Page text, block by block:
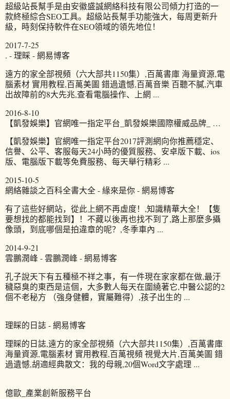
超級站長幫手是由安徽盛誠網絡科技有限公司傾力打造的一
款終極綜合SEO工具。超級站長幫手功能強大，每周更新升
級，時刻保持軟件在SEO領域的領先地位！
2017-7-25
. - 理睬 - 網易博客
遠方的家全部視頻（六大部共1150集）,百萬書庫 海量資源,電
腦素材 實用教程,百萬美圖 錯過遺憾,百萬音樂 百聽不膩,汽車
出故障前的8大先兆,查看電腦操作、上網 ...
2016-8-10
【凱發娛樂】官網唯一指定平台_凱發娛樂國際權威品牌_ …
【凱發娛樂】官網唯一指定平台2017評測網向你推薦穩定、
信譽、公平、客服每天24小時的優質服務、安卓版下載、ios
版、電腦版下載等免費服務、每天舉行精彩 ...
2015-10-5
網絡雜談之百科全書大全 - 緣來是你 - 網易博客
有了這些好網站，從此上網不再虛度！,知識精華大全！【隻
要想找的都能找到】！不藏以後再也找不到了,路上那麼多攝
像頭，到底哪個是拍違章的呢？,冬季車內 ...
2014-9-21
雲鵬潤峰 - 雲鵬潤峰 - 網易博客
孔子說天下有五種極不祥之事，有一件現在家家都在做,最汙
穢惡臭的東西是這個，大多數人每天在圍繞著它,中醫公認的2
個不老秘方 （強身健體，實屬難得）,孩子出生的 ...
理睬的日誌 - 網易博客
理睬的日誌,遠方的家全部視頻（六大部共1150集）,百萬書庫
海量資源,電腦素材 實用教程,百萬視頻 視覺大片,百萬美圖 錯
過遺憾,胡適經典散文：我的母親,20個Word文字處理 ...
億歐_產業創新服務平台